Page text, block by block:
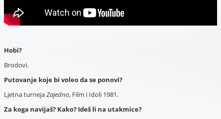
Hobi?
Brodovi.
Putovanje koje bi voleo da se ponovi?
Ljetna turnejaZajedno, Film i Idoli 1981.
Za koga navijaš? Kako? Ideš li na utakmice?